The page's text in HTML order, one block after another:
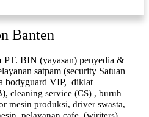
Banten
PT. BIN (yayasan) penyedia &
satpam (security Satuan
bodyguard VIP, diklat
cleaning service (CS) , buruh
mesin produksi, driver swasta,